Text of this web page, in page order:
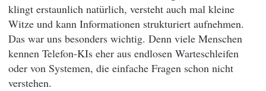
klingt erstaunlich natürlich, versteht auch mal kleine
Witze und kann Informationen strukturiert aufnehmen.
Das war uns besonders wichtig. Denn viele Menschen
kennen Telefon-KIs eher aus endlosen Warteschleifen
oder von Systemen, die einfache Fragen schon nicht
verstehen.